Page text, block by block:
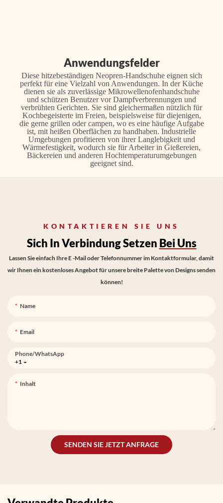
Anwendungsfelder
Diese hitzebeständigen Neopren-Handschuhe eignen sich
perfekt für eine Vielzahl von Anwendungen. In der Küche
dienen sie als zuverlässige Mikrowellenofenhandschuhe
und schützen Benutzer vor Dampfverbrennungen und
verbrühten Gerichten. Sie sind gleichermaßen nützlich für
Kochbegeisterte im Freien, beispielsweise für diejenigen,
die gerne grillen oder campen, wo es eine häufige Aufgabe
ist, mit heißen Oberflächen zu handhaben. Industrielle
Umgebungen profitieren von ihrer Langlebigkeit und
Wärmefestigkeit, wodurch sie für Arbeiter in Gießereien,
Bäckereien und anderen Hochtemperaturumgebungen
geeignet sind.
KONTAKTIEREN SIE UNS
Sich In Verbindung Setzen Bei Uns
Lassen Sie einfach Ihre E -Mail oder Telefonnummer im Kontaktformular, damit
wir Ihnen ein kostenloses Angebot für unsere breite Palette von Designs senden
können!
Name
Email
+1
Phone/whatsApp
Inhalt
SENDEN SIE JETZT ANFRAGE